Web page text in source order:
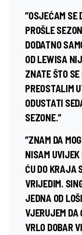
”OSJEĆAM SE
PROŠLE
DODATNO
OD LEWISA
ZNATE ŠTO SE
PREOSTALIM
ODUSTATI
SEZONE.”
”ZNAM DA
NISAM UVIJEK
ĆU DO KRAJA
VRIJEDIM.
JEDNA OD
VJERUJEM DA
VRLO DOBAR